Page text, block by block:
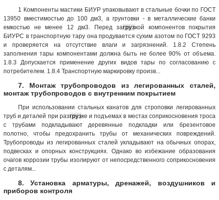
1 Компоненты мастики БИУР упаковывают в стальные бочки по ГОСТ
13950 вместимостью до 100 дм3, а грунтовки - в металлические банки
емкостью не менее 12 дм3. Перед загрузкой компонентов покрытия
БИУРС в транспортную тару она продувается сухим азотом по ГОСТ 9293
и проверяется на отсутствие влаги и загрязнений. 1.8.2 Степень
заполнения тары компонентами должна быть не более 90% от объема.
1.8.3 Допускается применение других видов тары по согласованию с
потребителем. 1.8.4 Транспортную маркировку произв...
7. Монтаж трубопроводов из легированных сталей,
монтаж трубопроводов с внутренним покрытием
При использовании стальных канатов для строповки легированных
труб и деталей при разгрузке и подъемах в местах соприкосновения троса
с трубами подкладывают деревянные подкладки или брезентовое
полотно, чтобы предохранить трубы от механических повреждений.
Трубопроводы из легированных сталей укладывают на обычных опорах,
подвесках и опорных конструкциях. Однако во избежание образования
очагов коррозии трубы изолируют от непосредственного соприкосновения
с деталям...
8. Установка арматуры, дренажей, воздушников и
приборов контроля